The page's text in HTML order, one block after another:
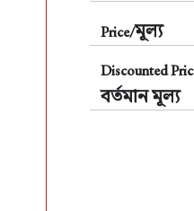
Price/মূল্য
Discounted
বর্তমান মূল্য